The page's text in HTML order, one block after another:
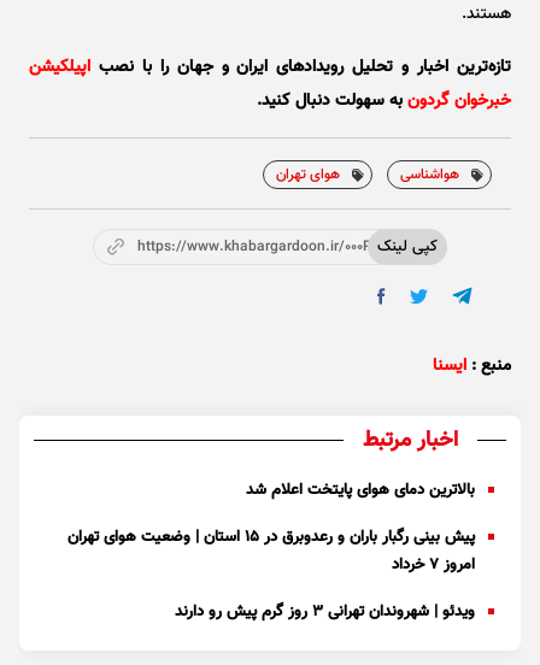
هستند.
تازه‌ترین اخبار و تحلیل‌ رویدادهای ایران و جهان را با نصب اپیلکیشن
خبرخوان گردونبه سهولت دنبال کنید.
هواشناسی هوای تهران
کپی لینکhttps://www.khabargardoon.ir/000P9K
منبع : ایسنا
اخبار مرتبط
بالاترین دمای هوای پایتخت اعلام شد
پیش بینی رگبار باران و رعدوبرق در ۱۵ استان | وضعیت هوای تهران
امروز ۷ خرداد
ویدئو | شهروندان تهرانی ۳ روز گرم پیش رو دارند